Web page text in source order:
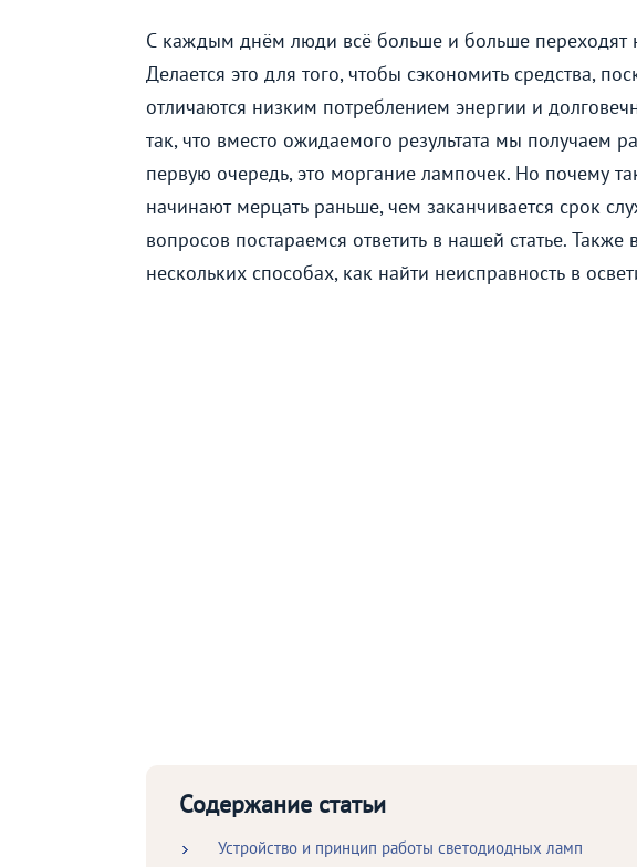
С каждым днём люди всё больше и больше переходят
Делается это для того, чтобы сэкономить средства,
отличаются низким потреблением энергии и
так, что вместо ожидаемого результата мы получаем
первую очередь, это моргание лампочек. Но почему
начинают мерцать раньше, чем заканчивается срок
вопросов постараемся ответить в нашей статье.
нескольких способах, как найти неисправность в
Содержание статьи
Устройство и принцип работы светодиодных ламп